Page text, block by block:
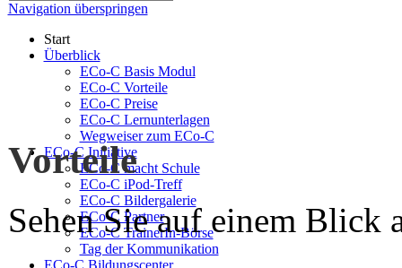
Navigation überspringen
Start
Überblick
ECo-C Basis Modul
ECo-C Vorteile
ECo-C Preise
ECo-C Lernunterlagen
Wegweiser zum ECo-C
ECo-C Initiative
ECo-C macht Schule
ECo-C iPod-Treff
ECo-C Bildergalerie
ECo-C Partner
ECo-C TrainerIn-Börse
Tag der Kommunikation
ECo-C Bildungscenter
Vorteile
Sehen Sie auf einem Blick